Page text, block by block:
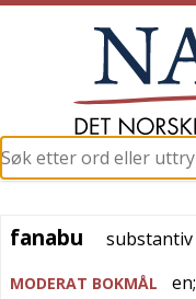
fanabu
fanabu substantiv
MODERAT BOKMÅL en;